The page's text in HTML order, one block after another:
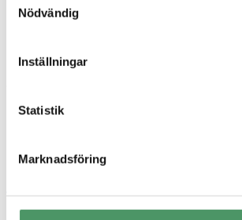
Nödvändig
Inställningar
Statistik
Marknadsföring
Vanliga frågor
Våra produkter